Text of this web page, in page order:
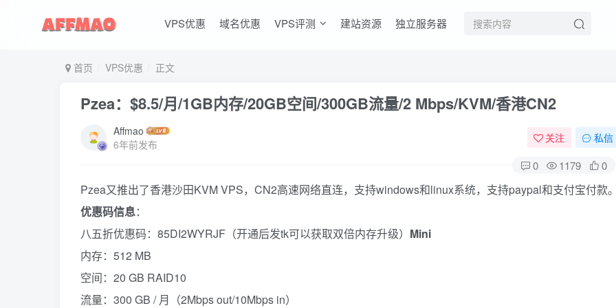
VPS优惠 域名优惠 VPS评测 建站资源 独立服务器
首页 VPS优惠 正文
Pzea：$8.5/月/1GB内存/20GB空间/300GB流量/2 Mbps/KVM/香港CN2
Affmao
6年前发布
关注 私信
0 1179 0
Pzea又推出了香港沙田KVM VPS，CN2高速网络直连，支持windows和linux系统，支持paypal和支付宝付款
优惠码信息：
八五折优惠码：85DI2WYRJF（开通后发tk可以获取双倍内存升级） Mini
内存：512 MB
空间：20 GB RAID10
流量：300 GB / 月（2Mbps out/10Mbps in）